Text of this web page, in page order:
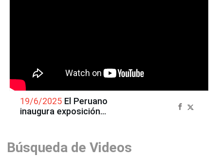
19/6/2025 El Peruano
inaugura exposición
Búsqueda de Videos